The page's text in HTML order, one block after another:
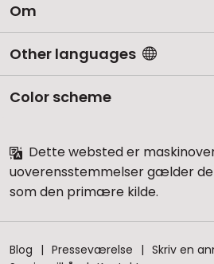
Om
Other languages
Color scheme
Dette websted er
uoverensstemmelser gælder
som den primære kilde.
Blog Presseværelse
Skriv en